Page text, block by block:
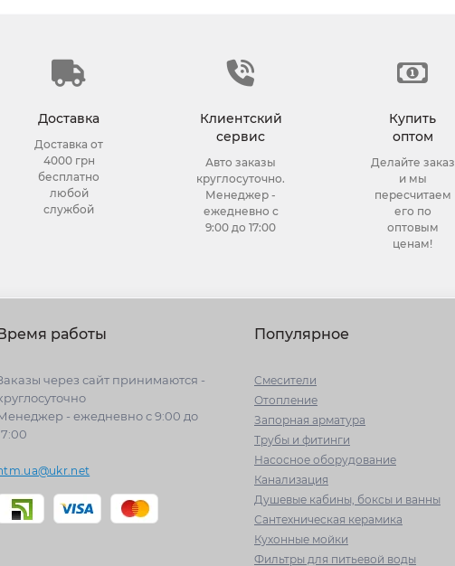
Доставка
Доставка от
4000 грн
бесплатно
любой
службой
Клиентский
сервис
Авто заказы
круглосуточно.
Менеджер -
ежедневно с
9:00 до 17:00
Купить
оптом
Делайте заказ
и мы
пересчитаем
его по
оптовым
ценам!
работы
через сайт принимаются -
- ежедневно с 9:00 до
Популярное
Cмесители
Отопление
Запорная арматура
Трубы и фитинги
Насосное оборудование
Канализация
Душевые кабины, боксы и ванны
Сантехническая керамика
Кухонные мойки
Фильтры для питьевой воды